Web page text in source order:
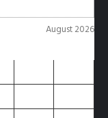
August 2026